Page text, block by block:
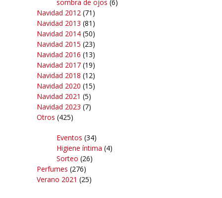
sombra de ojos (6)
Navidad 2012 (71)
Navidad 2013 (81)
Navidad 2014 (50)
Navidad 2015 (23)
Navidad 2016 (13)
Navidad 2017 (19)
Navidad 2018 (12)
Navidad 2020 (15)
Navidad 2021 (5)
Navidad 2023 (7)
Otros (425)
Eventos (34)
Higiene íntima (4)
Sorteo (26)
Perfumes (276)
Verano 2021 (25)